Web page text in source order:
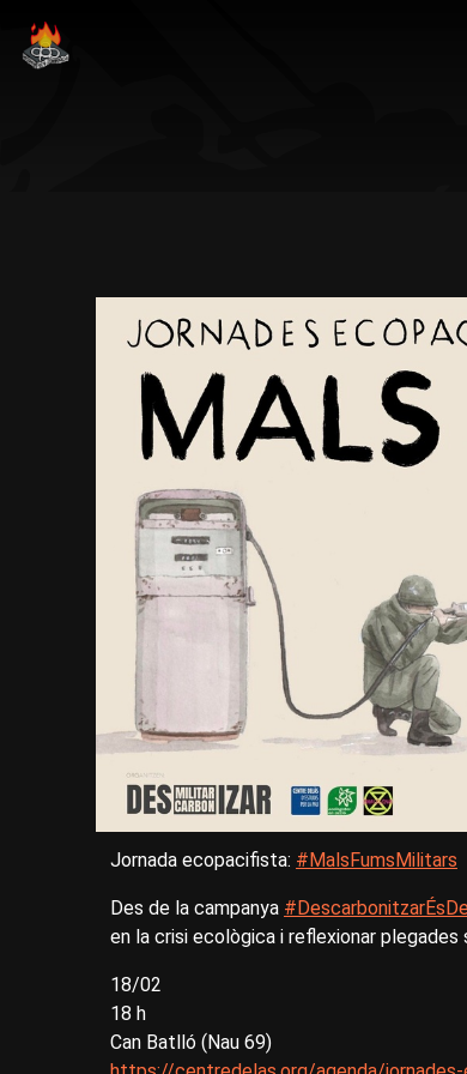
Jornada ecopacifista: #MalsFumsMilitars
Des de la campanya
en la crisi ecològica i reflexionar
18/02
18 h
Can Batlló (Nau 69)